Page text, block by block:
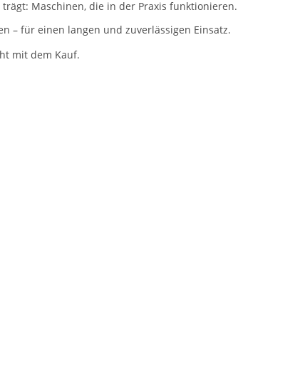
Maschinen, die in der Praxis funktionieren.
– für einen langen und zuverlässigen Einsatz.
mit dem Kauf.